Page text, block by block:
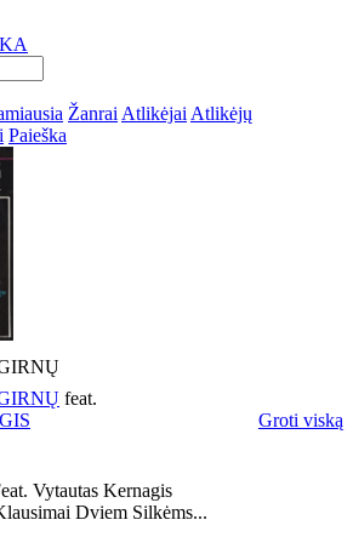
Žanrai Atlikėjai Atlikėjų
Paieška
feat.
Groti viską
Vytautas Kernagis
Dviem Silkėms...